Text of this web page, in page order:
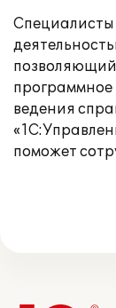
Специалисты
позволяющий
программное
ведения
поможет